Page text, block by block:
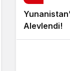
Alevlendi!